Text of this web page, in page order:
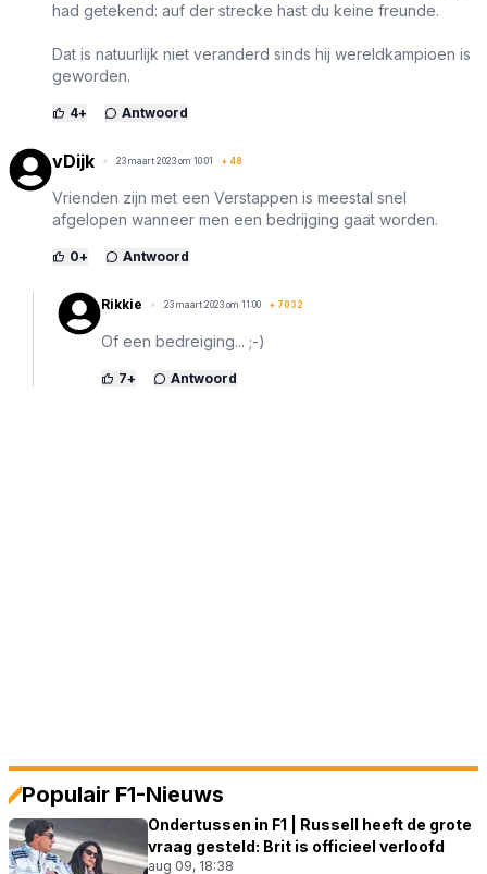
had getekend: auf der strecke hast du keine freunde.
Dat is natuurlijk niet veranderd sinds hij wereldkampioen is
geworden.
4+ Antwoord
vDijk 23 maart 2023 om 10:01 + 48
Vrienden zijn met een Verstappen is meestal snel
afgelopen wanneer men een bedrijging gaat worden.
0+ Antwoord
Rikkie 23 maart 2023 om 11:00 + 7032
Of een bedreiging... ;-)
7+ Antwoord
Populair F1-Nieuws
Ondertussen in F1 | Russell heeft de grote
vraag gesteld: Brit is officieel verloofd
aug 09, 18:38